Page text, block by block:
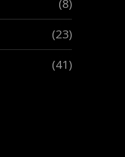
(8)
(23)
(41)